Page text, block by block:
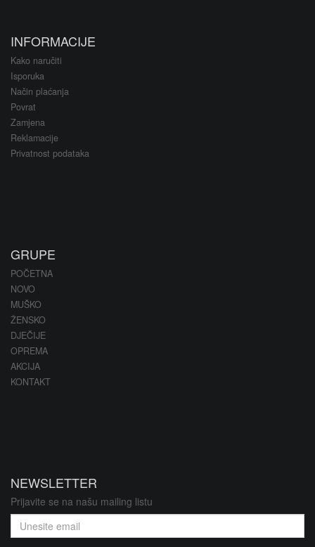
INFORMACIJE
Kako naručiti
Isporuka
Način plaćanja
Povrat
Zamjena
Reklamacije
Privatnost podataka
GRUPE
POČETNA
NOVO
MUŠKO
ŽENSKO
DJEČIJE
OPREMA
AKCIJA
KONTAKT
NEWSLETTER
Prijavite se na našu mailing listu